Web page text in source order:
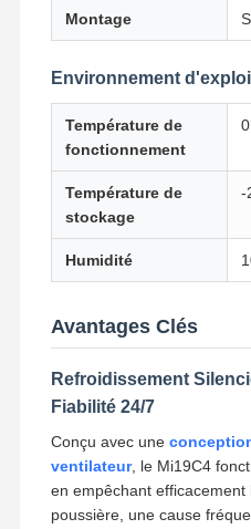
Mini PC de bureau
Carte mère industrielle
Carte mère pare-feu
Montage
Environnement
Température de
fonctionnement
Température de
stockage
-
Humidité
Avantages Clés
Refroidissement
Fiabilité 24/7
Conçu avec une
ventilateur, le Mi19C4
en empêchant efficacement
poussière, une cause